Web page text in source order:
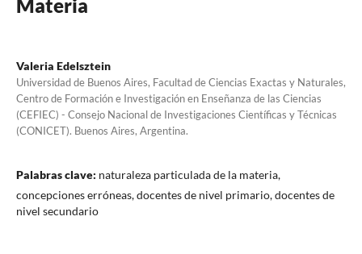
Materia
Valeria Edelsztein
Universidad de Buenos Aires, Facultad de Ciencias Exactas y Naturales,
Centro de Formación e Investigación en Enseñanza de las Ciencias
(CEFIEC) - Consejo Nacional de Investigaciones Científicas y Técnicas
(CONICET). Buenos Aires, Argentina.
Palabras clave: naturaleza particulada de la materia,
concepciones erróneas, docentes de nivel primario, docentes de
nivel secundario